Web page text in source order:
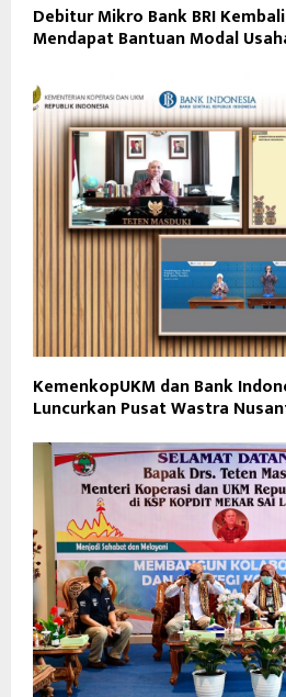
Debitur Mikro Bank BRI
Mendapat Bantuan Modal
KemenkopUKM dan Bank
Luncurkan Pusat Wastra